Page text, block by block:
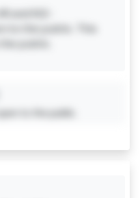
and #10 -
to the public. This
public.
to the public.